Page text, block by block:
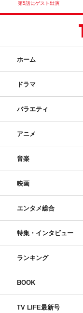
第5話にゲスト出演
ホーム
ドラマ
バラエティ
アニメ
音楽
映画
エンタメ総合
特集・インタビュー
ランキング
BOOK
TV LIFE最新号